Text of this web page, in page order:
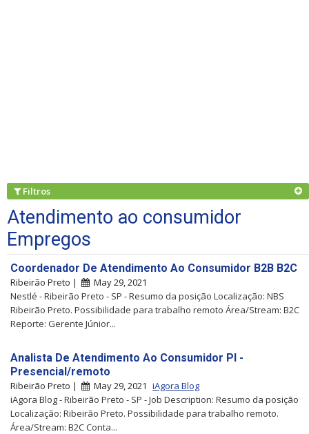
Filtros
Atendimento ao consumidor
Empregos
Coordenador De Atendimento Ao Consumidor B2B B2C
Ribeirão Preto |
May 29, 2021
Nestlé - Ribeirão Preto - SP - Resumo da posição Localização: NBS
Ribeirão Preto. Possibilidade para trabalho remoto Área/Stream: B2C
Reporte: Gerente Júnior...
Analista De Atendimento Ao Consumidor Pl -
Presencial/remoto
Ribeirão Preto | May 29, 2021 iAgora Blog
iAgora Blog - Ribeirão Preto - SP - Job Description: Resumo da posição
Localização: Ribeirão Preto. Possibilidade para trabalho remoto.
Área/Stream: B2C Conta...